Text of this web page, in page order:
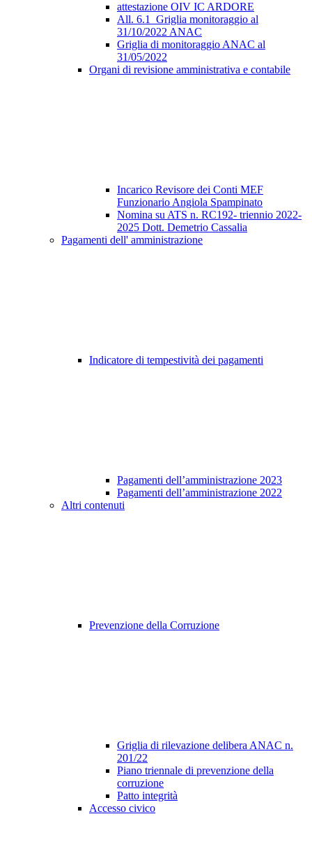
attestazione OIV IC ARDORE
All. 6.1_Griglia monitoraggio al
31/10/2022 ANAC
Griglia di monitoraggio ANAC al
31/05/2022
Organi di revisione amministrativa e contabile
Incarico Revisore dei Conti MEF
Funzionario Angiola Spampinato
Nomina su ATS n. RC192- triennio 2022-
2025 Dott. Demetrio Cassalia
Pagamenti dell' amministrazione
Indicatore di tempestività dei pagamenti
Pagamenti dell’amministrazione 2023
Pagamenti dell’amministrazione 2022
Altri contenuti
Prevenzione della Corruzione
Griglia di rilevazione delibera ANAC n.
201/22
Piano triennale di prevenzione della
corruzione
Patto integrità
Accesso civico